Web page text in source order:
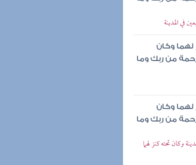
في المدينة
لهما وكان
من ربك وما
لهما وكان
من ربك وما
وكان تحته كنز لهما